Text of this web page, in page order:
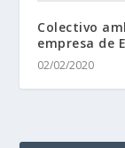
Colectivo
empresa de
02/02/2020